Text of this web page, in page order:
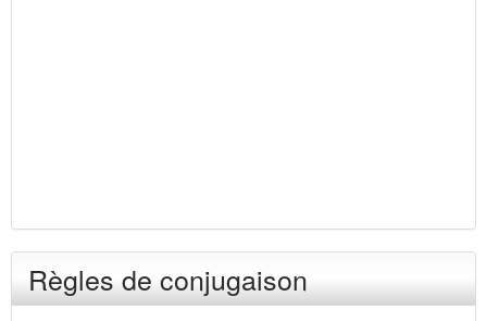
Règles de conjugaison